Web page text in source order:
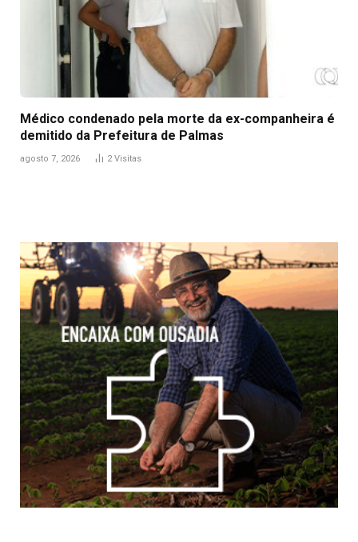
Médico condenado pela morte da ex-companheira é
demitido da Prefeitura de Palmas
agosto 7, 2026 2Visitas